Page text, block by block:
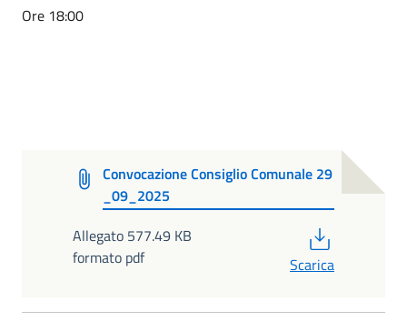
Ore 18:00
Convocazione Consiglio Comunale 29
_09_2025
Allegato 577.49 KB
formato pdf
Scarica